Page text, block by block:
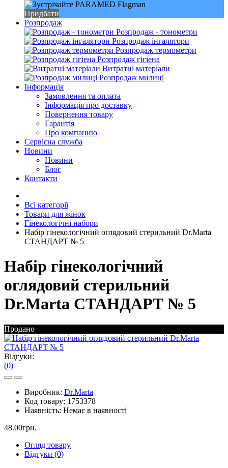
Придбати
Розпродаж
Розпродаж - тонометри
Розпродаж інгалятори
Розпродаж термометри
Розпродаж гігіена
Витратні матеріали
Розпродаж милиці
Інформація
Замовлення та оплата
Інформація про доставку
Повернення товару
Гарантія
Про компанию
Сервісна служба
Новини
Новини
Блог
Контакти
Всі категорії
Товари для жінок
Гінекологічні набори
Набір гінекологічний оглядовий стерильний Dr.Marta
СТАНДАРТ № 5
Набір гінекологічний
оглядовий стерильний
Dr.Marta СТАНДАРТ № 5
Продано
Відгуки:
(0)
Виробник: Dr.Marta
Код товару: 1753378
Наявність: Немає в наявності
48.00грн.
Огляд товару
Відгуки (0)